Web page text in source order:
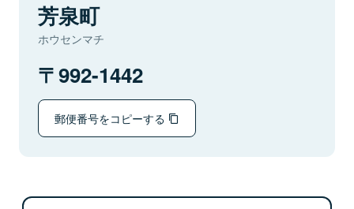
芳泉町
ホウセンマチ
992-1442
郵便番号をコピーする